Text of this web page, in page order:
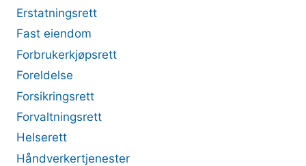
Erstatningsrett
Fast eiendom
Forbrukerkjøpsrett
Foreldelse
Forsikringsrett
Forvaltningsrett
Helserett
Håndverkertjenester